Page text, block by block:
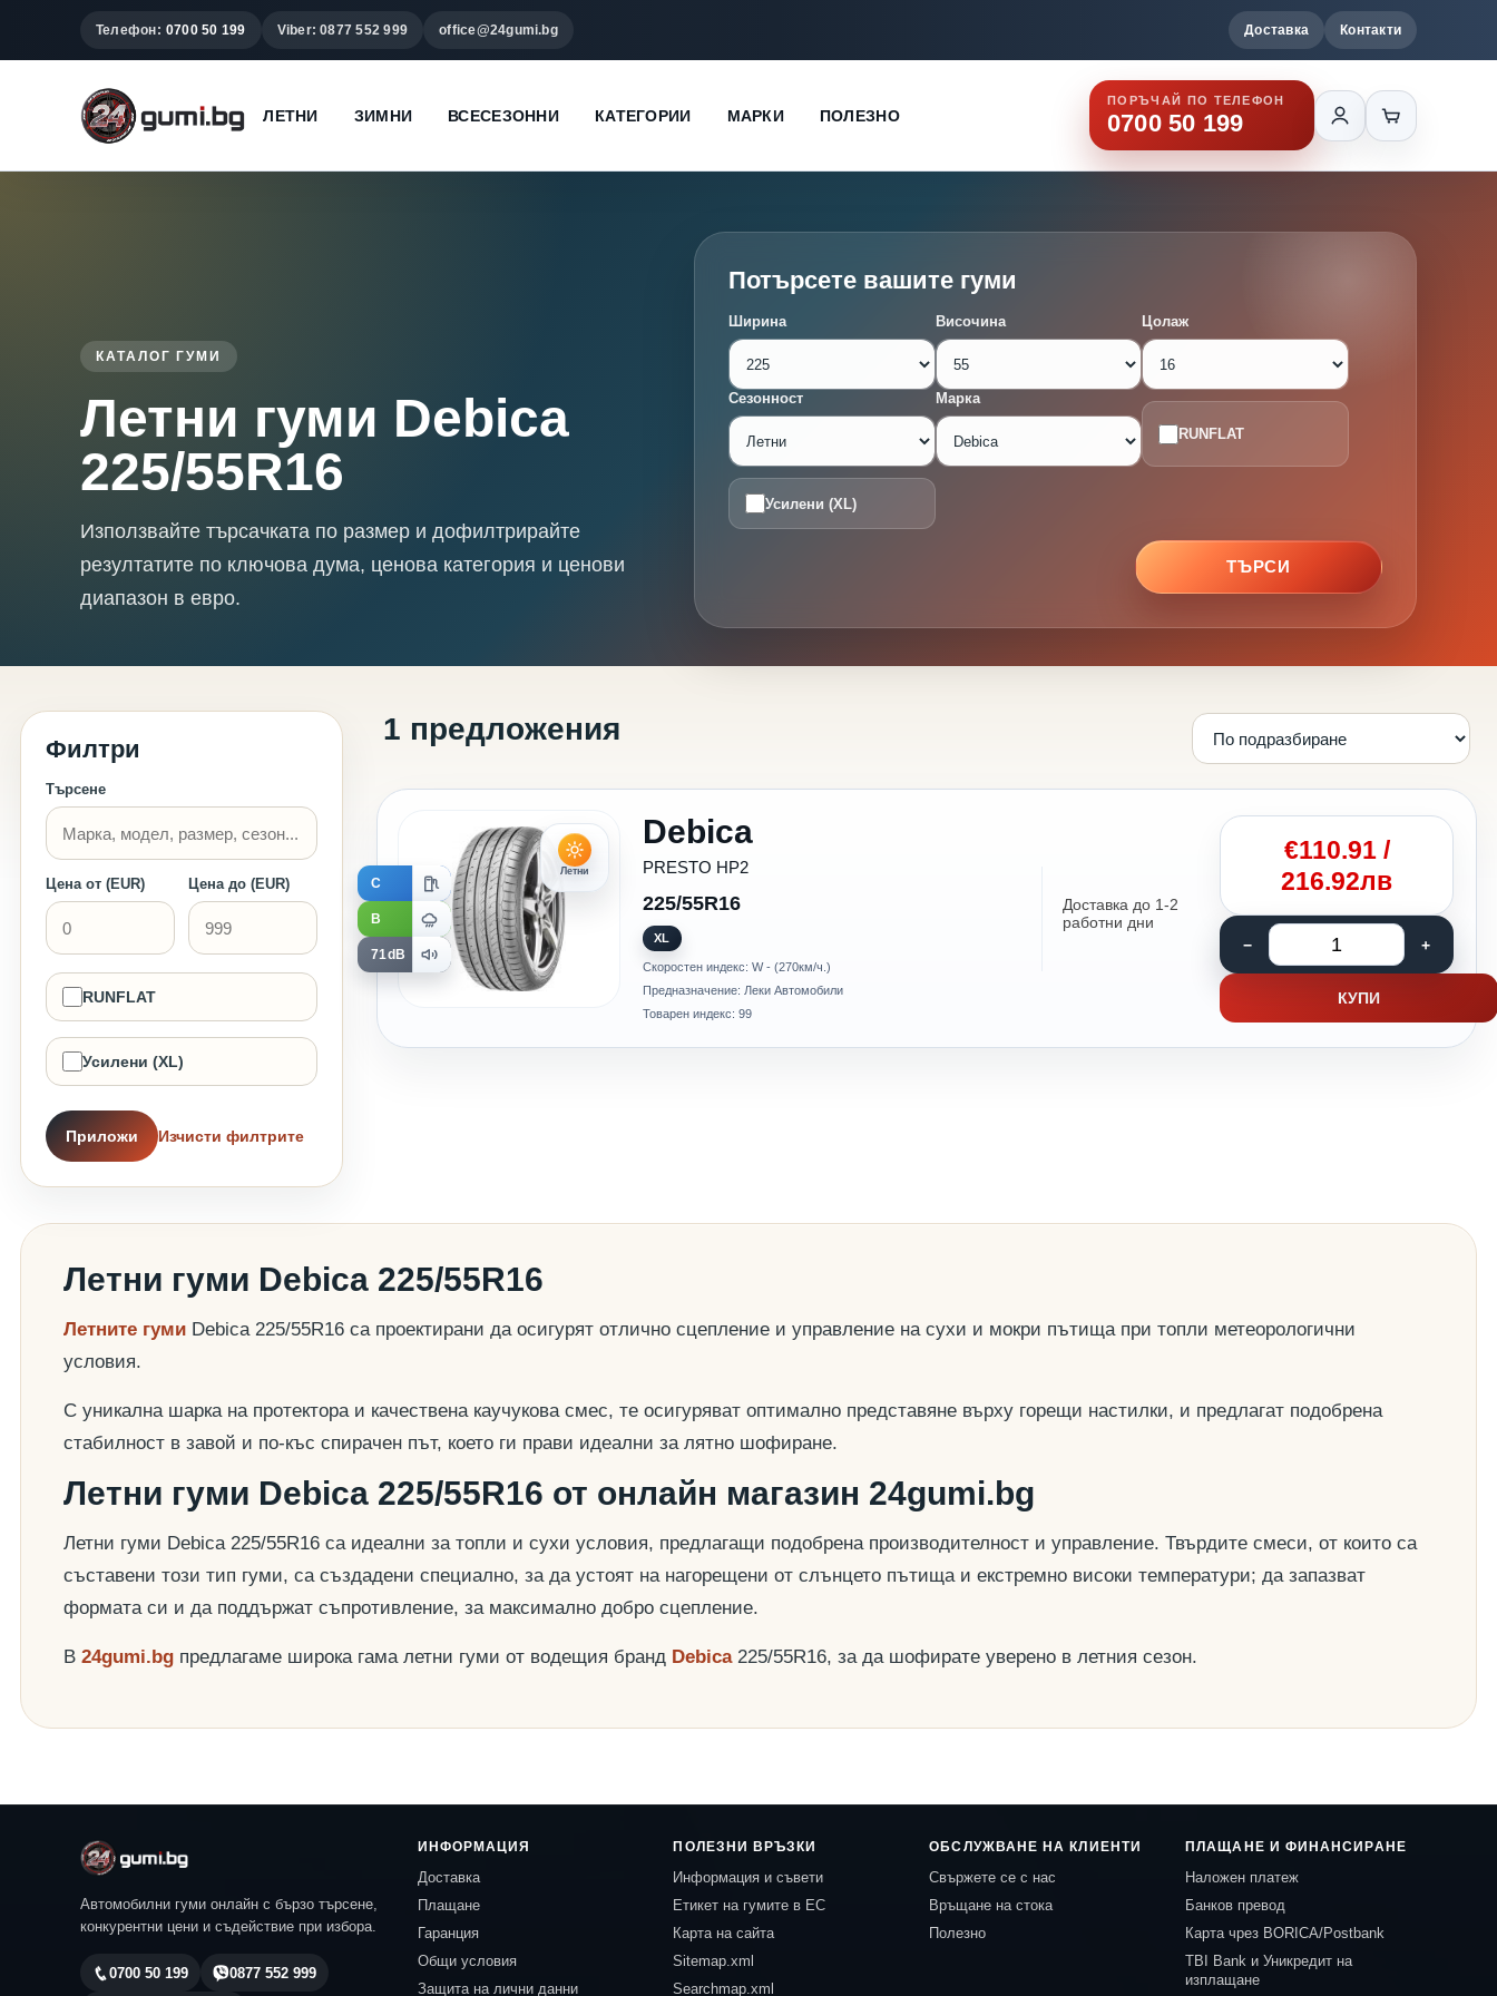
Телефон: 0700 50 199 Viber: 0877 552 999 office@24gumi.bg Доставка Контакти
ЛЕТНИ ЗИМНИ ВСЕСЕЗОННИ КАТЕГОРИИ МАРКИ ПОЛЕЗНО
ПОРЪЧАЙ ПО ТЕЛЕФОН
0700 50 199
КАТАЛОГ ГУМИ
Летни гуми Debica
225/55R16
Използвайте търсачката по размер и дофилтрирайте
резултатите по ключова дума, ценова категория и ценови
диапазон в евро.
Потърсете вашите гуми
Ширина Височина Цолаж
Сезонност Марка
RUNFLAT
Усилени (XL)
ТЪРСИ
Филтри
Търсене
Цена от (EUR) Цена до (EUR)
RUNFLAT
Усилени (XL)
Приложи Изчисти филтрите
1 предложения
Летни
Debica
PRESTO HP2
225/55R16
C
B
71dB
XL
Скоростен индекс: W - (270км/ч.)
Предназначение: Леки Автомобили
Товарен индекс: 99
Доставка до 1-2
работни дни
€110.91/
216.92лв
КУПИ
Летни гуми Debica 225/55R16
Летните гуми Debica 225/55R16 са проектирани да осигурят отлично сцепление и управление на сухи и мокри пътища при топли метеорологични
условия.
С уникална шарка на протектора и качествена каучукова смес, те осигуряват оптимално представяне върху горещи настилки, и предлагат подобрена
стабилност в завой и по-къс спирачен път, което ги прави идеални за лятно шофиране.
Летни гуми Debica 225/55R16 от онлайн магазин 24gumi.bg
Летни гуми Debica 225/55R16 са идеални за топли и сухи условия, предлагащи подобрена производителност и управление. Твърдите смеси, от които са
съставени този тип гуми, са създадени специално, за да устоят на нагорещени от слънцето пътища и екстремно високи температури; да запазват
формата си и да поддържат съпротивление, за максимално добро сцепление.
В 24gumi.bg предлагаме широка гама летни гуми от водещия бранд Debica 225/55R16, за да шофирате уверено в летния сезон.
Автомобилни гуми онлайн с бързо търсене,
конкурентни цени и съдействие при избора.
0700 50 199 0877 552 999
ИНФОРМАЦИЯ
Доставка
Плащане
Гаранция
Общи условия
Защита на лични данни
ПОЛЕЗНИ ВРЪЗКИ
Информация и съвети
Етикет на гумите в ЕС
Карта на сайта
Sitemap.xml
Searchmap.xml
ОБСЛУЖВАНЕ НА КЛИЕНТИ
Свържете се с нас
Връщане на стока
Полезно
ПЛАЩАНЕ И ФИНАНСИРАНЕ
Наложен платеж
Банков превод
Карта чрез BORICA/Postbank
TBI Bank и Уникредит на
изплащане